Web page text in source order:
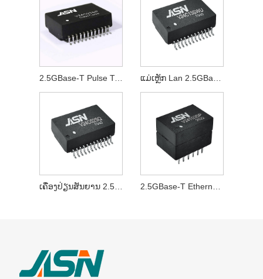
2.5GBase-T Pulse Transformer
ເຄື່ອງປ່ຽນສັນຍານ 2.5GBase-T